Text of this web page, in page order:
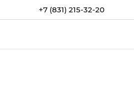
+7 (831) 215-32-20